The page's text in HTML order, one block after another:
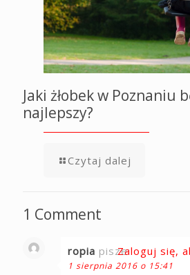
Jaki żłobek w Poznaniu
najlepszy?
Czytaj dalej
1 Comment
ropia pisze:
1 sierpnia 2016 o 15:41
Zaloguj się,